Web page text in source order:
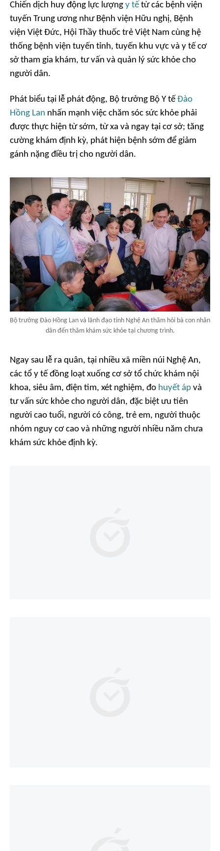
Chiến dịch huy động lực lượng y tế từ các bệnh viện
tuyến Trung ương như Bệnh viện Hữu nghị, Bệnh
viện Việt Đức, Hội Thầy thuốc trẻ Việt Nam cùng hệ
thống bệnh viện tuyến tỉnh, tuyến khu vực và y tế cơ
sở tham gia khám, tư vấn và quản lý sức khỏe cho
người dân.
Phát biểu tại lễ phát động, Bộ trưởng Bộ Y tế Đào
Hồng Lan nhấn mạnh việc chăm sóc sức khỏe phải
được thực hiện từ sớm, từ xa và ngay tại cơ sở; tăng
cường khám định kỳ, phát hiện bệnh sớm để giảm
gánh nặng điều trị cho người dân.
Bộ trưởng Đào Hồng Lan và lãnh đạo tỉnh Nghệ An thăm hỏi bà con nhân
dân đến thăm khám sức khỏe tại chương trình.
Ngay sau lễ ra quân, tại nhiều xã miền núi Nghệ An,
các tổ y tế đồng loạt xuống cơ sở tổ chức khám nội
khoa, siêu âm, điện tim, xét nghiệm, đo huyết áp và
tư vấn sức khỏe cho người dân, đặc biệt ưu tiên
người cao tuổi, người có công, trẻ em, người thuộc
nhóm nguy cơ cao và những người nhiều năm chưa
khám sức khỏe định kỳ.